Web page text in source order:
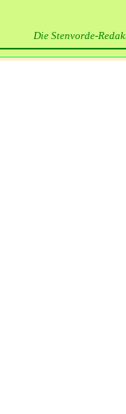
Die Stenvorde-